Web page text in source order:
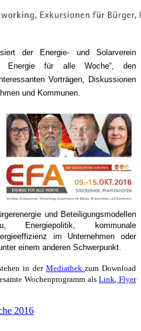
der Energie- und Solarverein
für alle Woche“, den
Vorträgen, Diskussionen
und Kommunen.
und Beteiligungsmodellen
Energiepolitik, kommunale
im Unternehmen oder
einem anderen Schwerpunkt.
in der Mediathekzum Download
Wochenprogramm alsLink,Flyer
2016